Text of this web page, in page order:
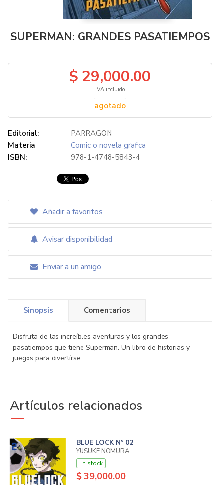
SUPERMAN: GRANDES PASATIEMPOS
$ 29,000.00
IVA incluido
agotado
Editorial:
PARRAGON
Materia
Comic o novela grafica
ISBN:
978-1-4748-5843-4
Añadir a favoritos
Avisar disponibilidad
Enviar a un amigo
Sinopsis Comentarios
Disfruta de las increíbles aventuras y los grandes
pasatiempos que tiene Superman. Un libro de historias y
juegos para divertírse.
Artículos relacionados
BLUE LOCK Nº 02
YUSUKE NOMURA
En stock
$ 39,000.00